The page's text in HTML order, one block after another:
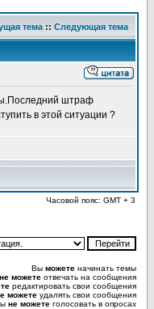
тема :: Следующая тема
штраф
в этой ситуации ?
Часовой пояс: GMT + 3
Вы можете начинать темы
не можете отвечать на сообщения
редактировать свои сообщения
можете удалять свои сообщения
не можете голосовать в опросах